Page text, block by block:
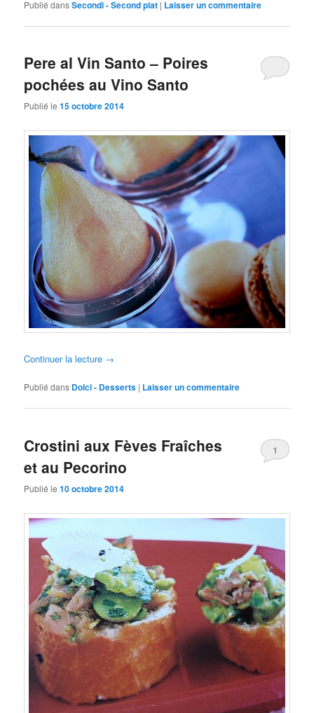
Publié dansSecondi - Second plat | Laisser un commentaire
Pere al Vin Santo – Poires
pochées au Vino Santo
Publié le15 octobre 2014
Continuer la lecture →
Publié dans Dolci - Desserts | Laisser un commentaire
Crostini aux Fèves Fraîches
et au Pecorino
Publié le10 octobre 2014
1